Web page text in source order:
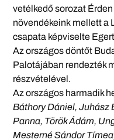
vetélkedő sorozat
növendékeink mellett a
csapata képviselte
Az országos döntőt
Palotájában rendezték
részvételével.
Az országos harmadik
Báthory Dániel, Juhász
Panna, Török Ádám,
Mesterné Sándor